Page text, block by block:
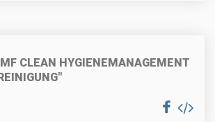
CLEAN HYGIENEMANAGEMENT